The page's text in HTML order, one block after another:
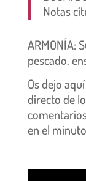
Notas
ARMONÍA:
pescado,
Os dejo
directo de
en el minuto